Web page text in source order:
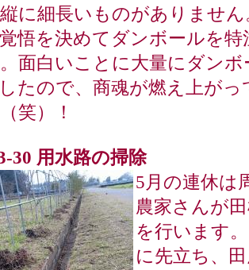
に細長いものがありません
悟を決めてダンボールを特
面白いことに大量にダンボ
たので、商魂が燃え上がっ
笑）！
30 用水路の掃除
5月の連休は
農家さんが
を行います
に先立ち、